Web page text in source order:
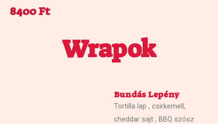
8400 Ft
Wrapok
Bundás Lepény
Tortilla lap , csirkemell,
cheddar sajt , BBQ szósz